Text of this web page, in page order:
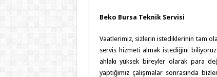
Beko Bursa Teknik Servisi
Vaatlerimiz, sizlerin istediklerinin tam
servis hizmeti almak istediğini
ahlakı yüksek bireyler olarak para
yaptığımız çalışmalar sonrasında